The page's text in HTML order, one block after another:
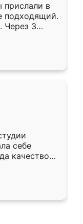
прислали в
подходящий.
Через 3
Остались
себе
качеством
уже почти